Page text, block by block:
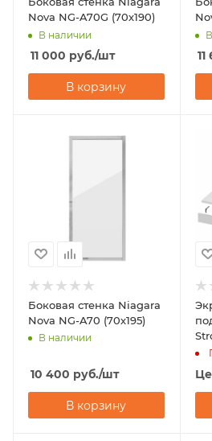
Nova NG-A70G (70х190)
В наличии
11 000 руб./шт
В корзину
Боковая стенка Niagara
Nova NG-A70 (70х195)
В наличии
10 400 руб./шт
В корзину